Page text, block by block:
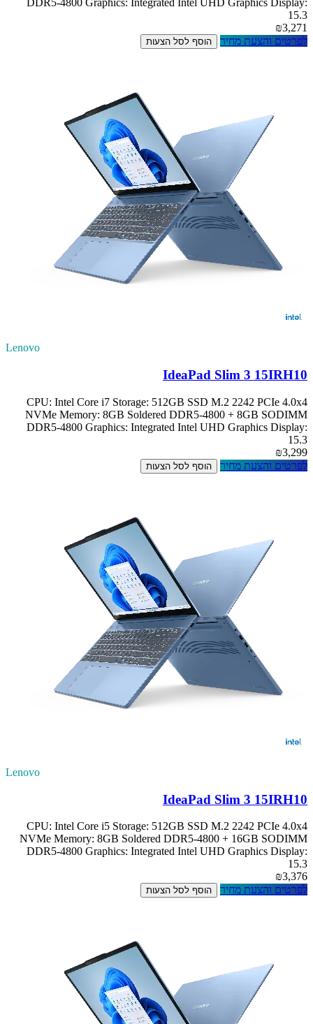
DDR5-4800 Graphics: Integrated Intel UHD Graphics Display:
15.3
₪3,271
לפרטים והצעת מחיר
הוסף לסל הצעות
Lenovo
IdeaPad Slim 3 15IRH10
CPU: Intel Core i7 Storage: 512GB SSD M.2 2242 PCIe 4.0x4
NVMe Memory: 8GB Soldered DDR5-4800 + 8GB SODIMM
DDR5-4800 Graphics: Integrated Intel UHD Graphics Display:
15.3
₪3,299
לפרטים והצעת מחיר
הוסף לסל הצעות
Lenovo
IdeaPad Slim 3 15IRH10
CPU: Intel Core i5 Storage: 512GB SSD M.2 2242 PCIe 4.0x4
NVMe Memory: 8GB Soldered DDR5-4800 + 16GB SODIMM
DDR5-4800 Graphics: Integrated Intel UHD Graphics Display:
15.3
₪3,376
לפרטים והצעת מחיר
הוסף לסל הצעות